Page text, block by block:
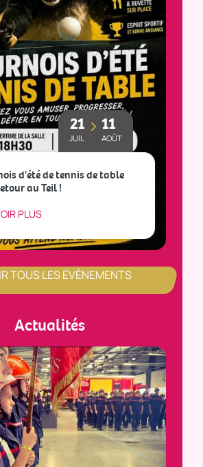
21
JUIL
11
AOÛT
d'été de tennis de table
au Teil !
PLUS
TOUS LES ÉVÈNEMENTS
Actualités